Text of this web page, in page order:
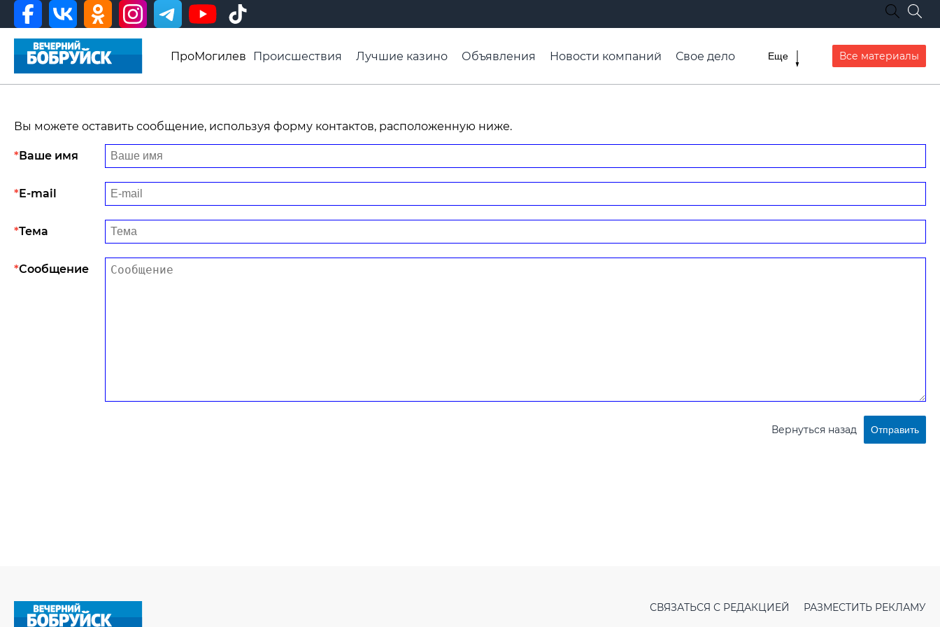
ПроМогилев Происшествия Лучшие казино Объявления Новости компаний
Свое дело
Видео ВБ
Еще Все материалы
Вы можете оставить сообщение, используя форму контактов, расположенную ниже.
Ваше имя
E-mail
Тема
Сообщение
Вернуться назад Отправить
СВЯЗАТЬСЯ С РЕДАКЦИЕЙ РАЗМЕСТИТЬ РЕКЛАМУ